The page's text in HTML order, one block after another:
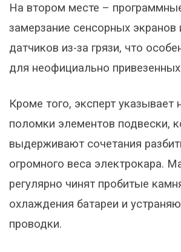
На втором месте –
замерзание сенсорных экранов
датчиков из-за грязи, что
для неофициально
Кроме того, эксперт указывает
поломки элементов подвески,
выдерживают сочетания
огромного веса электрокара.
регулярно чинят пробитые
охлаждения батареи и
проводки.